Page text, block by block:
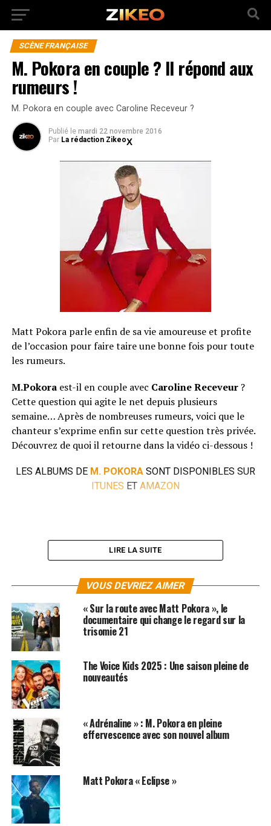
SCÈNE FRANÇAISE
M. Pokora en couple ? Il répond aux
rumeurs !
M. Pokora en couple avec Caroline Receveur ?
Publié le mardi 22 novembre 2016
Par La rédaction Zikeo
Matt Pokora parle enfin de sa vie amoureuse et profite
de l’occasion pour faire taire une bonne fois pour toute
les rumeurs.
M.Pokoraest-il en couple avec Caroline Receveur?
Cette question qui agite le net depuis plusieurs
semaine… Après de nombreuses rumeurs, voici que le
chanteur s’exprime enfin sur cette question très privée.
Découvrez de quoi il retourne dans la vidéo ci-dessous !
LES ALBUMS DE M. POKORASONT DISPONIBLES SUR
ITUNES ET AMAZON
SUJETS ASSOCIÉS: M POKORA MATT POKORA
LIRE LA SUITE
VOUS DEVRIEZ AIMER
« Sur la route avec Matt Pokora », le
documentaire qui change le regard sur la
trisomie 21
The Voice Kids 2025 : Une saison pleine de
nouveautés
« Adrénaline » : M. Pokora en pleine
effervescence avec son nouvel album
Matt Pokora « Eclipse »